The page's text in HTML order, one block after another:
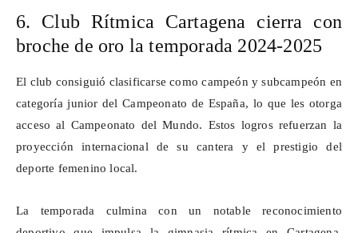
6. Club Rítmica Cartagena cierra con
broche de oro la temporada 2024-2025
El club consiguió clasificarse como campeón y subcampeón en
categoría junior del Campeonato de España, lo que les otorga
acceso al Campeonato del Mundo. Estos logros refuerzan la
proyección internacional de su cantera y el prestigio del
deporte femenino local.
La temporada culmina con un notable reconocimiento